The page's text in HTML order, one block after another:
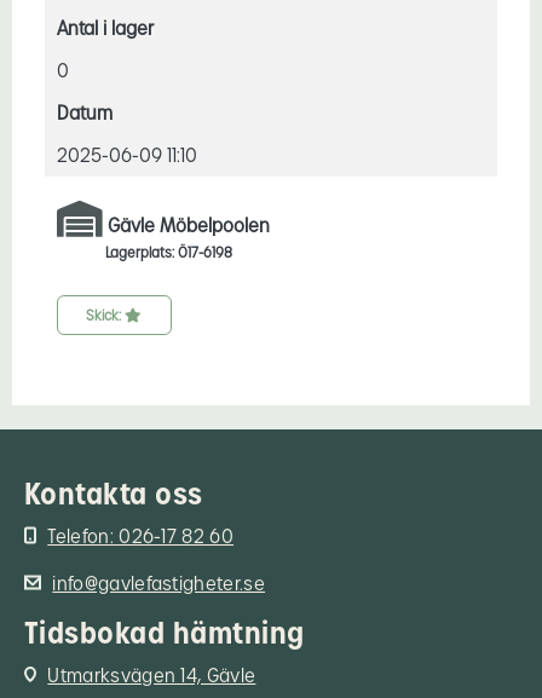
Antal i lager
0
Datum
2025-06-09 11:10
Gävle Möbelpoolen
Lagerplats: Ö17-6198
Skick:
Kontakta oss
Telefon: 026-17 82 60
info@gavlefastigheter.se
Tidsbokad hämtning
Utmarksvägen 14, Gävle